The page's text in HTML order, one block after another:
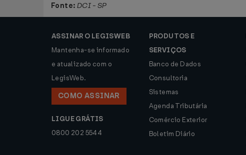
Fonte: DCI - SP
ASSINAR O LEGISWEB
Mantenha-se informado
e atualizado com o
LegisWeb.
COMO ASSINAR
LIGUE GRÁTIS
0800 202 5544
PRODUTOS E
SERVIÇOS
Banco de Dados
Consultoria
Sistemas
Agenda Tributária
Comércio Exterior
Boletim Diário